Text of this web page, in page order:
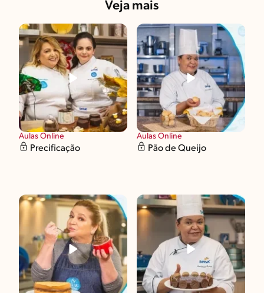
Veja mais
Aulas Online
Precificação
Aulas Online
Pão de Queijo